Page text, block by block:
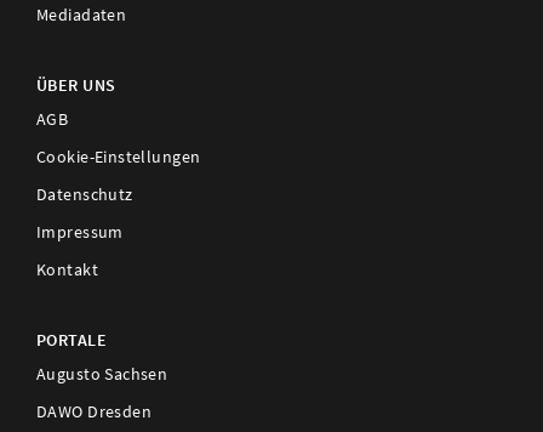
Mediadaten
ÜBER UNS
AGB
Cookie-Einstellungen
Datenschutz
Impressum
Kontakt
PORTALE
Augusto Sachsen
DAWO Dresden